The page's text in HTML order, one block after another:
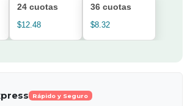
24 cuotas
$12.48
36 cuotas
$8.32
Rápido y Seguro